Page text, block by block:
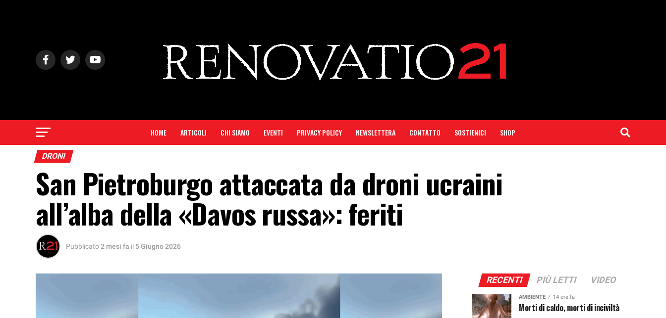
HOME ARTICOLI CHI SIAMO EVENTI PRIVACY POLICY NEWSLETTERA CONTATTO SOSTIENICI SHOP
DRONI
San Pietroburgo attaccata da droni ucraini
all’alba della «Davos russa»: feriti
Pubblicato2 mesi fa il 5 Giugno 2026
RECENTI PIÙ LETTI VIDEO
AMBIENTE 14 ore fa
Morti di caldo, morti di inciviltà